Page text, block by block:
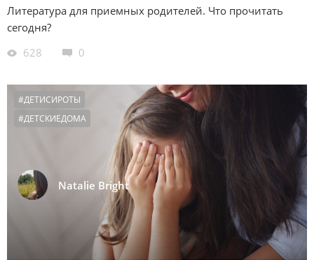
Литература для приемных родителей. Что прочитать
сегодня?
628
0
Natalie Bright
#ДЕТИСИРОТЫ
#ДЕТСКИЕДОМА